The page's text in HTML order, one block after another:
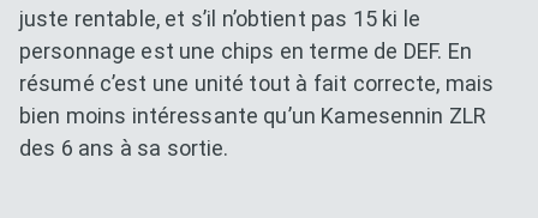
juste rentable, et s’il n’obtient pas 15 ki le
personnage est une chips en terme de DEF. En
résumé c’est une unité tout à fait correcte, mais
bien moins intéressante qu’un Kamesennin ZLR
des 6 ans à sa sortie.